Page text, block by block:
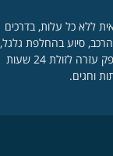
ללא כל עלות, בדרכים
סיוע בהחלפת גלגל,
פתיחת רכב שננעל ועוד. הארגון מספק עזרה לזולת 24 שעות
וחגים.